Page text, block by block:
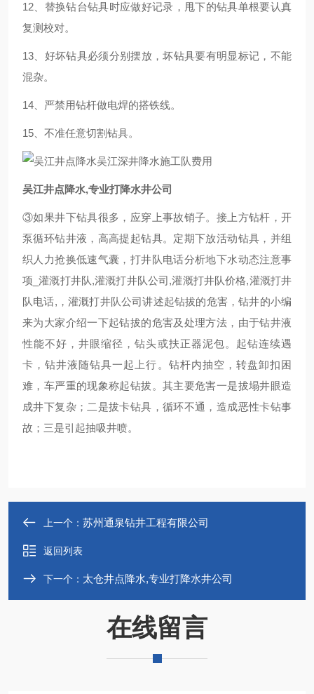
12、替换钻台钻具时应做好记录，甩下的钻具单根要认真
复测校对。
13、好坏钻具必须分别摆放，坏钻具要有明显标记，不能
混杂。
14、严禁用钻杆做电焊的搭铁线。
15、不准任意切割钻具。
吴江井点降水,专业打降水井公司
③如果井下钻具很多，应穿上事故销子。接上方钻杆，开
泵循环钻井液，高高提起钻具。定期下放活动钻具，并组
织人力抢换低速气囊，打井队电话分析地下水动态注意事
项_灌溉打井队,灌溉打井队公司,灌溉打井队价格,灌溉打井
队电话,，灌溉打井队公司讲述起钻拔的危害，钻井的小编
来为大家介绍一下起钻拔的危害及处理方法，由于钻井液
性能不好，井眼缩径，钻头或扶正器泥包。起钻连续遇
卡，钻井液随钻具一起上行。钻杆内抽空，转盘卸扣困
难，车严重的现象称起钻拔。其主要危害一是拔塌井眼造
成井下复杂；二是拔卡钻具，循环不通，造成恶性卡钻事
故；三是引起抽吸井喷。
上一个： 苏州通泉钻井工程有限公司
返回列表
下一个： 太仓井点降水,专业打降水井公司
在线留言